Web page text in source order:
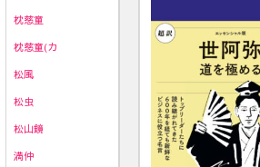
枕慈童
枕慈童(カ
松風
松虫
松山鏡
満仲